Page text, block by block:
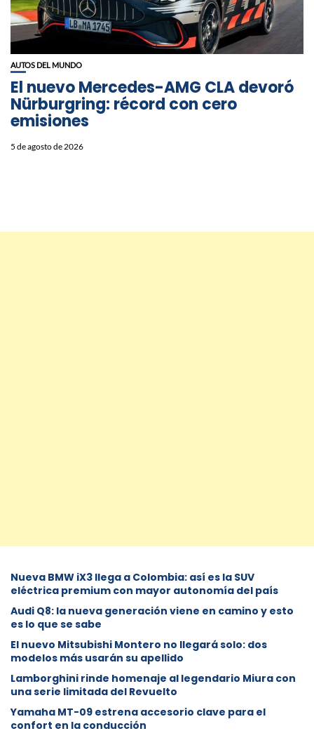
AUTOS DEL MUNDO
El nuevo Mercedes-AMG CLA devoró
Nürburgring: récord con cero
emisiones
5 de agosto de 2026
Nueva BMW iX3 llega a Colombia: así es la SUV
eléctrica premium con mayor autonomía del país
Audi Q8: la nueva generación viene en camino y esto
es lo que se sabe
⁠El nuevo Mitsubishi Montero no llegará solo: dos
modelos más usarán su apellido
Lamborghini rinde homenaje al legendario Miura con
una serie limitada del Revuelto
Yamaha MT-09 estrena accesorio clave para el
confort en la conducción